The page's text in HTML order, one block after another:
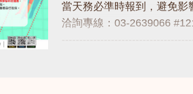
當天務必準時報到，避免影
洽詢專線：03-2639066